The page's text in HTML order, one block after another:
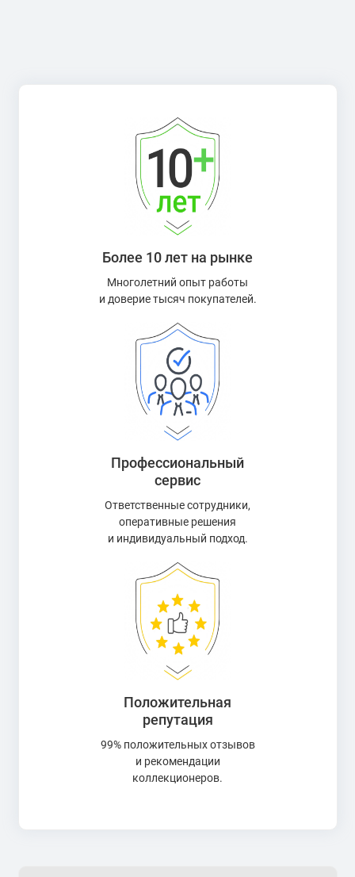
Более 10 лет на рынке
Многолетний опыт работы
и доверие тысяч покупателей.
Профессиональный
сервис
Ответственные сотрудники,
оперативные решения
и индивидуальный подход.
Положительная
репутация
99% положительных отзывов
и рекомендации
коллекционеров.